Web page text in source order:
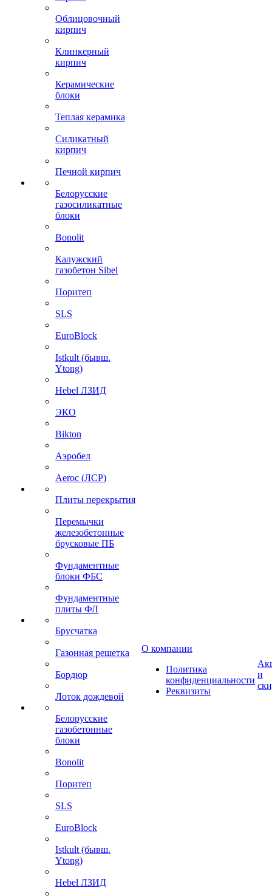
Облицовочный
кирпич
Клинкерный
кирпич
Керамические
блоки
Теплая керамика
Силикатный
кирпич
Печной кирпич
Белорусские
газосиликатные
блоки
Bonolit
Калужский
газобетон Sibel
Поритеп
SLS
EuroBlock
Istkult (бывш.
Ytong)
Hebel ЛЗИД
ЭКО
Bikton
Аэробел
Aeroc (ЛСР)
Плиты перекрытия
Перемычки
железобетонные
брусковые ПБ
Фундаментные
блоки ФБС
Фундаментные
плиты ФЛ
Брусчатка
Газонная решетка
Бордюр
Лоток дождевой
Белорусские
газобетонные
блоки
Bonolit
Поритеп
SLS
EuroBlock
Istkult (бывш.
Ytong)
Hebel ЛЗИД
О компании
Политика
конфиденциальности
Реквизиты
и